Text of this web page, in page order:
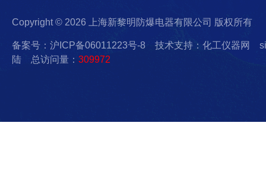
Copyright © 2026 上海新黎明防爆电器有限公司 版权所有
备案号：沪ICP备06011223号-8 技术支持：化工仪器网
陆 总访问量： 309972